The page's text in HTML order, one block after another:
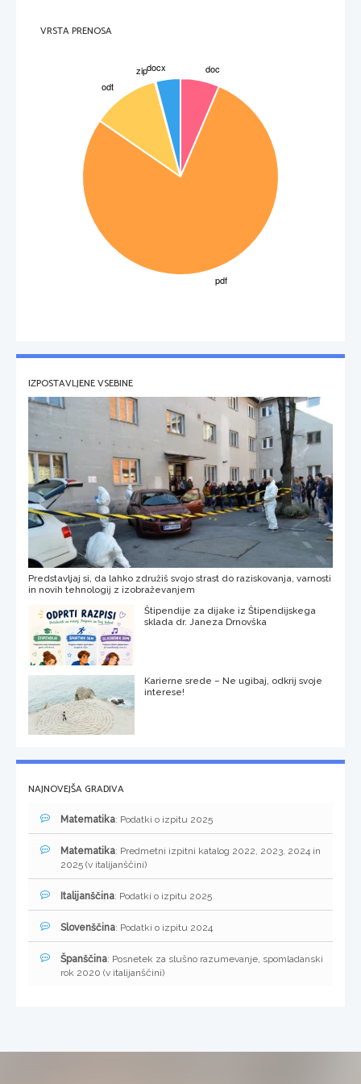
Ljudska pesem
koledniške); v njih so se prepletale prvine paganskih običajev in krščanstva. Gotovo
VRSTA PRENOSA
IZPOSTAVLJENE VSEBINE
Predstavljaj si, da lahko združiš svojo strast do raziskovanja, varnosti
in novih tehnologij z izobraževanjem
Štipendije za dijake iz Štipendijskega
sklada dr. Janeza Drnovška
Karierne srede – Ne ugibaj, odkrij svoje
interese!
NAJNOVEJŠA GRADIVA
Matematika: Podatki o izpitu 2025
Matematika: Predmetni izpitni katalog 2022, 2023, 2024 in
2025 (v italijanščini)
Italijanščina: Podatki o izpitu 2025
Slovenščina: Podatki o izpitu 2024
Španščina: Posnetek za slušno razumevanje, spomladanski
rok 2020 (v italijanščini)